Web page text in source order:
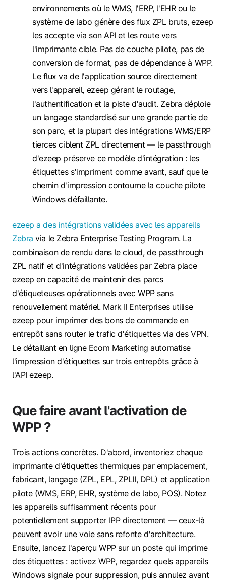
environnements où le WMS, l'ERP, l'EHR ou le
système de labo génère des flux ZPL bruts, ezeep
les accepte via son API et les route vers
l'imprimante cible. Pas de couche pilote, pas de
conversion de format, pas de dépendance à WPP.
Le flux va de l'application source directement
vers l'appareil, ezeep gérant le routage,
l'authentification et la piste d'audit. Zebra déploie
un langage standardisé sur une grande partie de
son parc, et la plupart des intégrations WMS/ERP
tierces ciblent ZPL directement — le passthrough
d'ezeep préserve ce modèle d'intégration : les
étiquettes s'impriment comme avant, sauf que le
chemin d'impression contourne la couche pilote
Windows défaillante.
ezeep a des intégrations validées avec les appareils
Zebra via le Zebra Enterprise Testing Program. La
combinaison de rendu dans le cloud, de passthrough
ZPL natif et d'intégrations validées par Zebra place
ezeep en capacité de maintenir des parcs
d'étiqueteuses opérationnels avec WPP sans
renouvellement matériel. Mark II Enterprises utilise
ezeep pour imprimer des bons de commande en
entrepôt sans router le trafic d'étiquettes via des VPN.
Le détaillant en ligne Ecom Marketing automatise
l'impression d'étiquettes sur trois entrepôts grâce à
l'API ezeep.
Que faire avant l'activation de
WPP ?
Trois actions concrètes. D'abord, inventoriez chaque
imprimante d'étiquettes thermiques par emplacement,
fabricant, langage (ZPL, EPL, ZPLII, DPL) et application
pilote (WMS, ERP, EHR, système de labo, POS). Notez
les appareils suffisamment récents pour
potentiellement supporter IPP directement — ceux‑là
peuvent avoir une voie sans refonte d'architecture.
Ensuite, lancez l'aperçu WPP sur un poste qui imprime
des étiquettes : activez WPP, regardez quels appareils
Windows signale pour suppression, puis annulez avant